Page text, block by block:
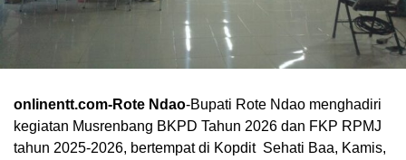
onlinentt.com-Rote Ndao-Bupati Rote Ndao menghadiri
kegiatan Musrenbang BKPD Tahun 2026 dan FKP RPMJ
tahun 2025-2026, bertempat di Kopdit Sehati Baa, Kamis,